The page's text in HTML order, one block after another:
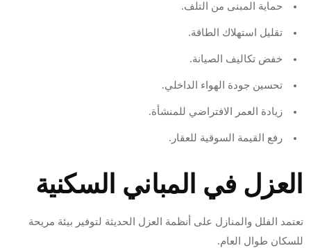
حماية المبنى من التلف.
تقليل استهلاك الطاقة.
خفض تكاليف الصيانة.
تحسين جودة الهواء الداخلي.
زيادة العمر الافتراضي للمنشأة.
رفع القيمة السوقية للعقار.
العزل في المباني السكنية
تعتمد الفلل والمنازل على أنظمة العزل الحديثة لتوفير بيئة مريحة
للسكان طوال العام.